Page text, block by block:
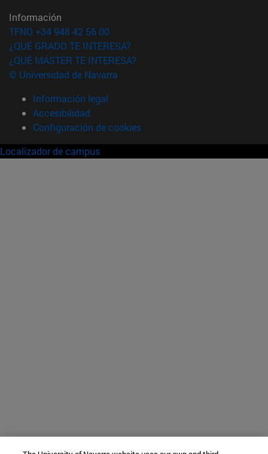
Información
TFNO +34 948 42 56 00
¿QUÉ GRADO TE INTERESA?
¿QUÉ MÁSTER TE INTERESA?
© Universidad de Navarra
Información legal
Accesibilidad
Configuración de cookies
Localizador de campus